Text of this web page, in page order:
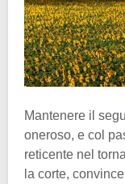
Mantenere il
oneroso, e col
reticente nel
la corte,